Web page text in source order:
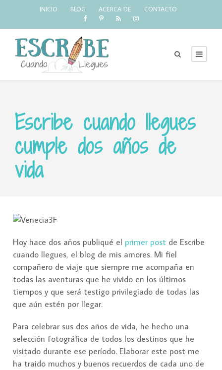
INICIO BLOG ACERCA DE CONTACTO
Escribe cuando llegues
cumple dos años de
vida
Hoy hace dos años publiqué el primer post de Escribe
cuando llegues, el blog de mis amores. Mi fiel
compañero de viaje que siempre me acompaña en
todas las aventuras que he vivido en los últimos
tiempos y que será testigo privilegiado de todas las
que aún estén por llegar.
Para celebrar sus dos años de vida, he hecho una
selección fotográfica de todos los destinos que he
visitado durante ese período. Elaborar este post me
ha traido muchos y buenos recuerdos de cada uno de